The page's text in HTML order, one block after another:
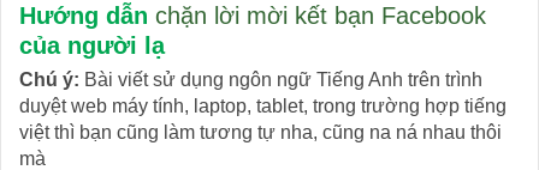
Hướng dẫn chặn lời mời kết bạn Facebook
của người lạ
Chú ý: Bài viết sử dụng ngôn ngữ Tiếng Anh trên trình
duyệt web máy tính, laptop, tablet, trong trường hợp tiếng
việt thì bạn cũng làm tương tự nha, cũng na ná nhau thôi
mà